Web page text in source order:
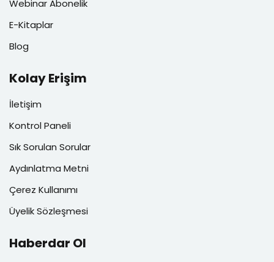
Webinar Abonelik
E-Kitaplar
Blog
Kolay Erişim
İletişim
Kontrol Paneli
Sık Sorulan Sorular
Aydınlatma Metni
Çerez Kullanımı
Üyelik Sözleşmesi
Haberdar Ol